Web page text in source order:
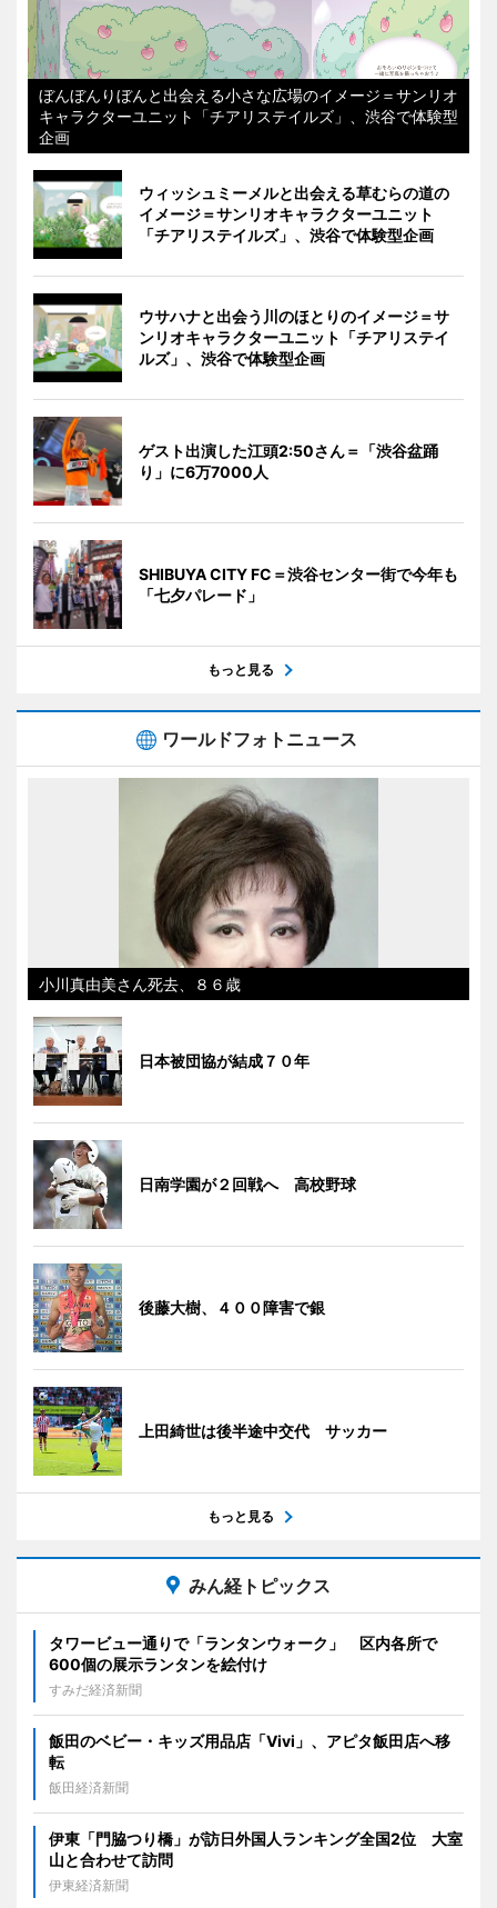
ぼんぼんりぼんと出会える小さな広場のイメージ＝サンリオ
キャラクターユニット「チアリステイルズ」、渋谷で体験型
企画
ウィッシュミーメルと出会える草むらの道の
イメージ＝サンリオキャラクターユニット
「チアリステイルズ」、渋谷で体験型企画
ウサハナと出会う川のほとりのイメージ＝サ
ンリオキャラクターユニット「チアリステイ
ルズ」、渋谷で体験型企画
ゲスト出演した江頭2:50さん＝「渋谷盆踊
り」に6万7000人
SHIBUYA CITY FC＝渋谷センター街で今年も
「七夕パレード」
もっと見る
ワールドフォトニュース
小川真由美さん死去、８６歳
日本被団協が結成７０年
日南学園が２回戦へ 高校野球
後藤大樹、４００障害で銀
上田綺世は後半途中交代 サッカー
もっと見る
みん経トピックス
タワービュー通りで「ランタンウォーク」 区内各所で
600個の展示ランタンを絵付け
すみだ経済新聞
飯田のベビー・キッズ用品店「Vivi」、アピタ飯田店へ移
転
飯田経済新聞
伊東「門脇つり橋」が訪日外国人ランキング全国2位 大室
山と合わせて訪問
伊東経済新聞